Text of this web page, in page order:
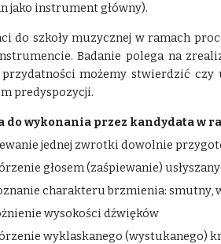
jako instrument główny).
do szkoły muzycznej w ramach
Badanie polega na
przydatności możemy stwierdzić
predyspozycji.
do wykonania przez kandydata w
jednej zwrotki dowolnie
głosem (zaśpiewanie)
charakteru brzmienia: smutny,
wysokości dźwięków
wyklaskanego (wystukanego)